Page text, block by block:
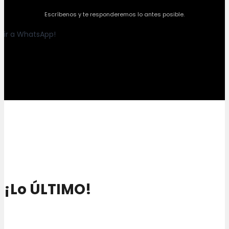
Escríbenos y te responderemos lo antes posible.
ir a WhatsApp!
¡Lo ÚLTIMO!